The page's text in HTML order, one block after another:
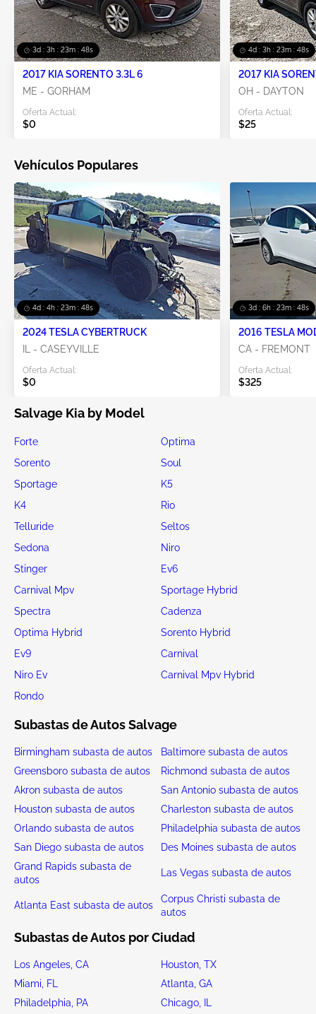
3d : 3h : 23m : 47s
2017 KIA SORENTO 3.3L 6
ME - GORHAM
Oferta Actual:
$0
4d : 3h : 23m : 47s
2017 KIA
OH - DAYTON
Oferta Actual:
$25
Vehículos Populares
4d : 4h : 23m : 47s
2024 TESLA CYBERTRUCK
IL - CASEYVILLE
Oferta Actual:
$0
3d : 6h : 23m : 47s
2016 TESLA
CA - FREMONT
Oferta Actual:
$325
Salvage Kia by Model
Forte
Optima
Sorento
Soul
Sportage
K5
K4
Rio
Telluride
Seltos
Sedona
Niro
Stinger
Ev6
Carnival Mpv
Sportage Hybrid
Spectra
Cadenza
Optima Hybrid
Sorento Hybrid
Ev9
Carnival
Niro Ev
Carnival Mpv Hybrid
Rondo
Subastas de Autos Salvage
Birmingham subasta de autos
Baltimore subasta de autos
Greensboro subasta de autos
Richmond subasta de autos
Akron subasta de autos
San Antonio subasta de autos
Houston subasta de autos
Charleston subasta de autos
Orlando subasta de autos
Philadelphia subasta de autos
San Diego subasta de autos
Des Moines subasta de autos
Grand Rapids subasta de
autos
Las Vegas subasta de autos
Atlanta East subasta de autos
Corpus Christi subasta de
autos
Subastas de Autos por Ciudad
Los Angeles, CA
Houston, TX
Miami, FL
Atlanta, GA
Philadelphia, PA
Chicago, IL